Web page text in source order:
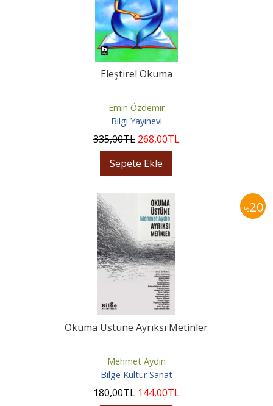
Eleştirel Okuma
Emin Özdemir
Bilgi Yayınevi
335,00TL 268,00TL
Sepete Ekle
%20
Okuma Üstüne Ayrıksı Metinler
Mehmet Aydın
Bilge Kültür Sanat
180,00TL 144,00TL